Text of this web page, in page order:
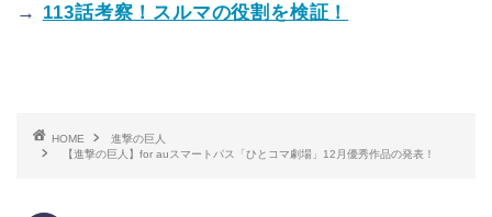
→ 113話考察！スルマの役割を検証！
HOME
進撃の巨人
【進撃の巨人】for auスマートパス「ひとコマ劇場」12月優秀作品の発表！